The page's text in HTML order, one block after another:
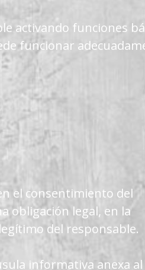
activando funciones
funcionar
el consentimiento del
obligación legal, en la
del responsable.
informativa anexa al